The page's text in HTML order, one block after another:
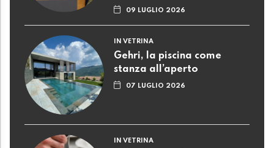
09 LUGLIO 2026
IN VETRINA
Gehri, la piscina come
stanza all’aperto
07 LUGLIO 2026
IN VETRINA